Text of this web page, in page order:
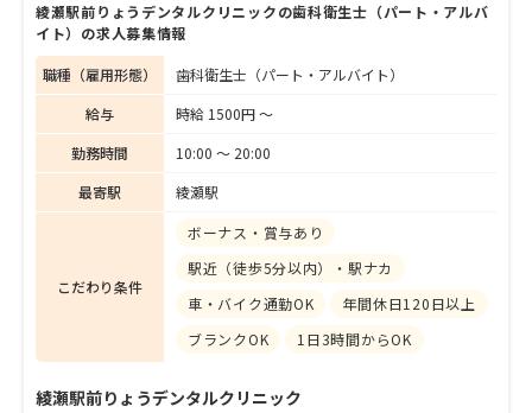
綾瀬駅前りょうデンタルクリニックの歯科衛生士（パート・アルバ
イト）の求人募集情報
職種（雇用形態）
歯科衛生士（パート・アルバイト）
給与
時給 1500円 〜
勤務時間
10:00 〜 20:00
最寄駅
綾瀬駅
こだわり条件
ボーナス・賞与あり
駅近（徒歩5分以内）・駅ナカ
車・バイク通勤OK
年間休日120日以上
ブランクOK
1日3時間からOK
綾瀬駅前りょうデンタルクリニック